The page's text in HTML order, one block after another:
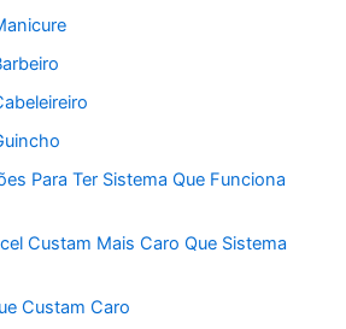
Para Ter Sistema Que Funciona
Custam Mais Caro Que Sistema
Custam Caro